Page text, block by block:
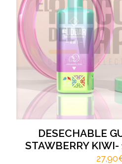
DESECHABLE
STAWBERRY
27,90